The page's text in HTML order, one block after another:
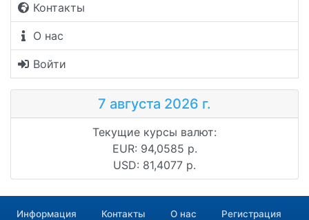
Контакты
О нас
Войти
7 августа 2026 г.
Текущие курсы валют:
EUR: 94,0585 р.
USD: 81,4077 р.
Информация Контакты О нас Регистрация